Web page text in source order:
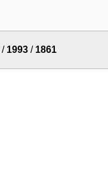
/ 1993 / 1861